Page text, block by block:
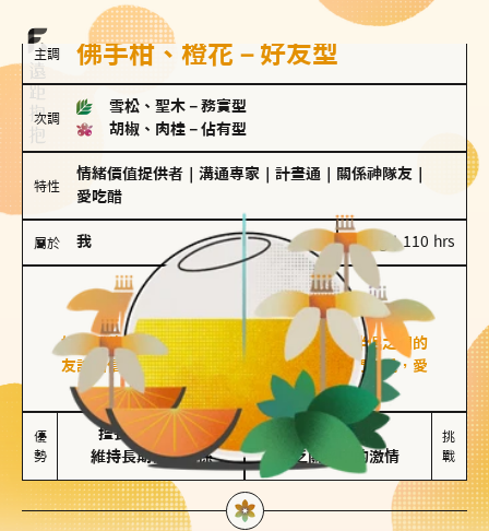
主調 佛手柑、橙花－好友型
次調
雪松、聖木 － 務實型
胡椒、肉桂 － 佔有型
特性
情緒價值提供者 溝通專家 計畫通 關係神隊友
愛吃醋
屬於 我 100 g｜110 hrs
好友型
佛手柑、橙花
好友型的人喜歡分享生活中的點滴，重視與伴侶之間的
友誼和信任，穩定感是重要的關鍵詞。對他們來說，愛
情是心靈深處的共鳴和理解。
優
勢
擅長聆聽與溝通
維持長期穩定關係
不喜歡變化
缺乏關係中的激情
挑
戰